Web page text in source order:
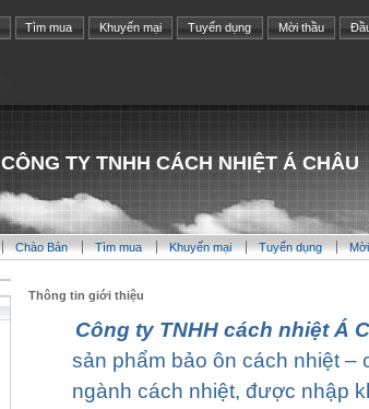
Tìm mua Khuyến mại Tuyển dụng Mời thầu
CÔNG TY TNHH CÁCH NHIỆT Á CHÂU
Chào Bán Tìm mua Khuyến mại Tuyển dụng
Thông tin giới thiệu
Công ty TNHH cách nhiệt Á
sản phẩm bảo ôn cách nhiệt –
ngành cách nhiệt, được nhập